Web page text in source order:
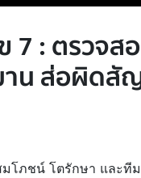
7 : ตรวจส
าน ส่อผิด
โภชน์ โตรักษา และที